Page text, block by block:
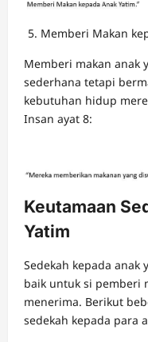
Memberi Makan
Memberi makan anak
sederhana tetapi
kebutuhan hidup
Insan ayat 8:
Keutamaan
Yatim
Sedekah kepada anak
baik untuk si pemberi
menerima. Berikut
sedekah kepada para